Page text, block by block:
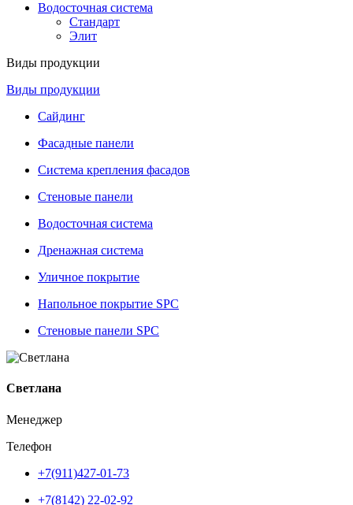
Водосточная система
Стандарт
Элит
Виды продукции
Виды продукции
Сайдинг
Фасадные панели
Система крепления фасадов
Стеновые панели
Водосточная система
Дренажная система
Уличное покрытие
Напольное покрытие SPC
Стеновые панели SPC
Светлана
Менеджер
Телефон
+7(911)427-01-73
+7(8142) 22-02-92